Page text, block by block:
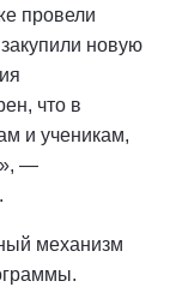
провели
новую
что в
и ученикам,
—
механизм